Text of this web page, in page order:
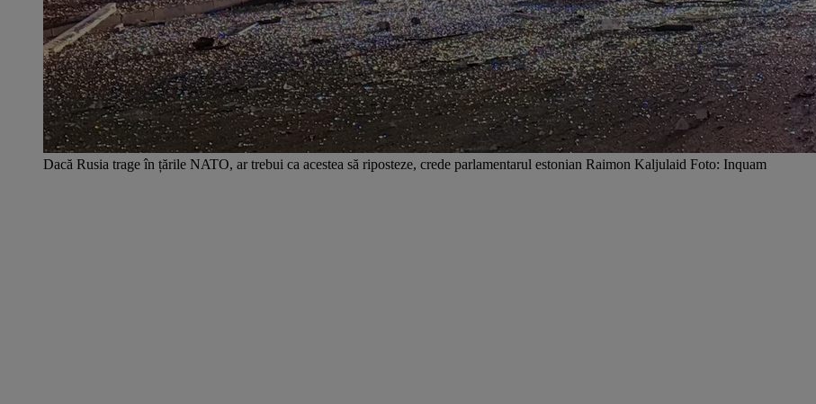
Dacă Rusia trage în țările NATO, ar trebui ca acestea să riposteze, crede parlamentarul estonian Raimon Kaljulaid Foto: Inquam